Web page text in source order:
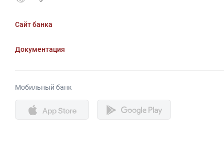
Сайт банка
Документация
Мобильный банк